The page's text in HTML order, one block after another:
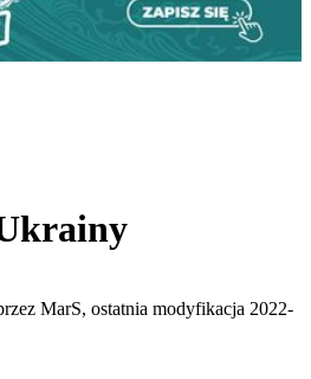
MarS, ostatnia modyfikacja 2022-